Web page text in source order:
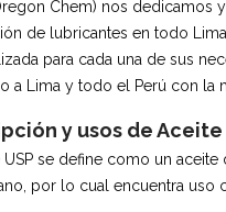
Chem) nos dedicamos
de lubricantes en todo
para cada una de sus
a Lima y todo el Perú con la
y usos de Aceite
USP se define como un
por lo cual encuentra uso